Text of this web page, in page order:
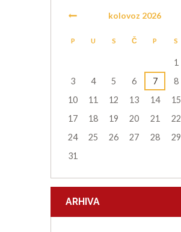
kolovoz 2026
P U S Č P S
1
3
4 5 6 7 8
10
11 12 13 14 15
17
18 19 20 21 22
24
25 26 27 28 29
31
ARHIVA